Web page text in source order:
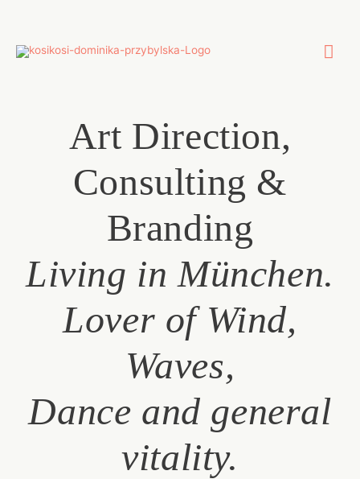
springen
Art Direction,
Consulting &
Branding
Living in München.
Lover of Wind,
Waves,
Dance and general
vitality.